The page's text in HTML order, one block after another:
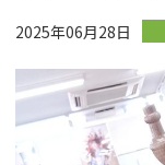
2025年06月28日